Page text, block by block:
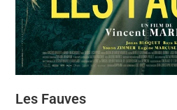
Les Fauves